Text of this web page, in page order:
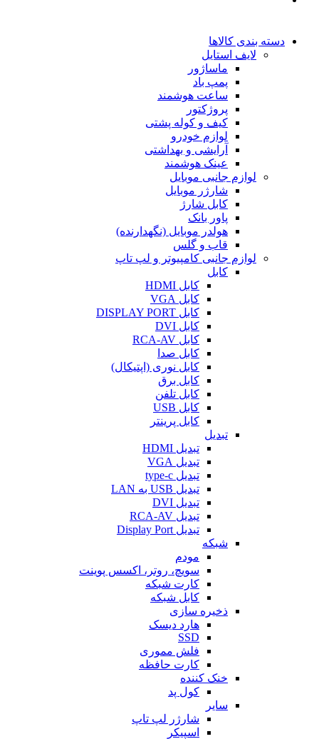
دسته بندی کالاها
لایف استایل
ماساژور
پمپ باد
ساعت هوشمند
پروژکتور
کیف و کوله پشتی
لوازم خودرو
آرایشی و بهداشتی
عینک هوشمند
لوازم جانبی موبایل
شارژر موبایل
کابل شارژ
پاور بانک
هولدر موبایل (نگهدارنده)
قاب و گلس
لوازم جانبی کامپیوتر و لپ تاپ
کابل
کابل HDMI
کابل VGA
کابل DISPLAY PORT
کابل DVI
کابل RCA-AV
کابل صدا
کابل نوری (اپتیکال)
کابل برق
کابل تلفن
کابل USB
کابل پرینتر
تبدیل
تبدیل HDMI
تبدیل VGA
تبدیل type-c
تبدیل USB به LAN
تبدیل DVI
تبدیل RCA-AV
تبدیل Display Port
شبکه
مودم
سویچ، روتر، اکسس پوینت
کارت شبکه
کابل شبکه
ذخیره سازی
هارد دیسک
SSD
فلش مموری
کارت حافظه
خنک کننده
کول پد
سایر
شارژر لپ تاپ
اسپیکر